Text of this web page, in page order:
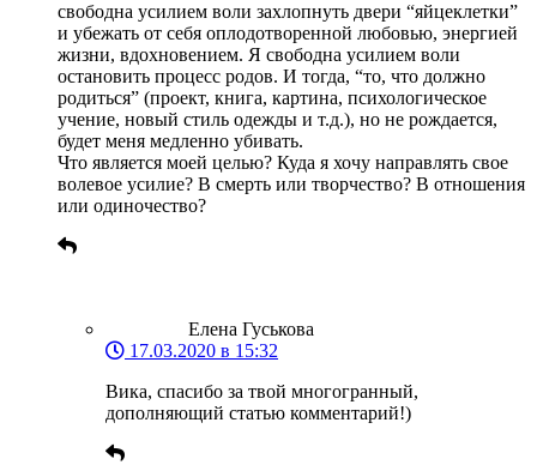
свободна усилием воли захлопнуть двери “яйцеклетки”
и убежать от себя оплодотворенной любовью, энергией
жизни, вдохновением. Я свободна усилием воли
остановить процесс родов. И тогда, “то, что должно
родиться” (проект, книга, картина, психологическое
учение, новый стиль одежды и т.д.), но не рождается,
будет меня медленно убивать.
Что является моей целью? Куда я хочу направлять свое
волевое усилие? В смерть или творчество? В отношения
или одиночество?
Елена Гуськова
17.03.2020 в 15:32
Вика, спасибо за твой многогранный,
дополняющий статью комментарий!)